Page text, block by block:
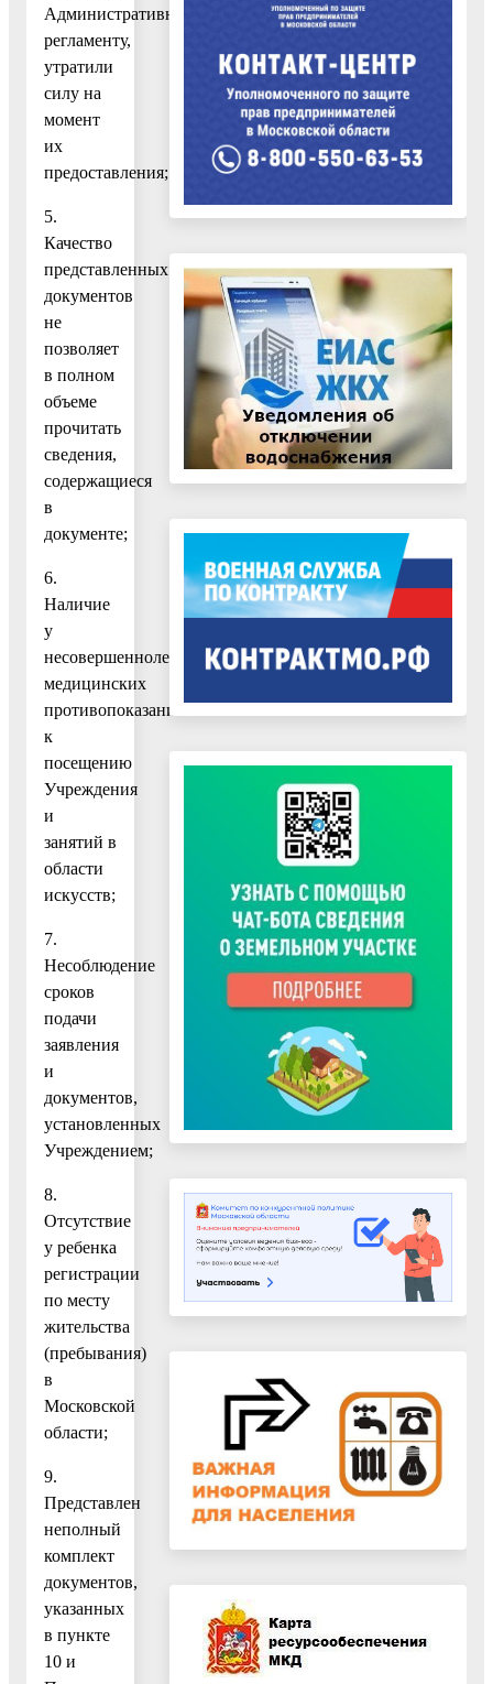
Административному
регламенту,
утратили
силу на
момент
их
предоставления;
5.
Качество
представленных
документов
не
позволяет
в полном
объеме
прочитать
сведения,
содержащиеся
в
документе;
6.
Наличие
у
несовершеннолетних
медицинских
противопоказаний
к
посещению
Учреждения
и
занятий в
области
искусств;
7.
Несоблюдение
сроков
подачи
заявления
и
документов,
установленных
Учреждением;
8.
Отсутствие
у ребенка
регистрации
по месту
жительства
(пребывания)
в
Московской
области;
9.
Представлен
неполный
комплект
документов,
указанных
в пункте
10 и